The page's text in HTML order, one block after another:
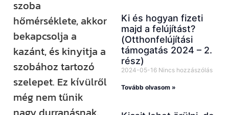
szoba
hőmérséklete, akkor
bekapcsolja a
kazánt, és kinyitja a
szobához tartozó
szelepet. Ez kívülről
még nem tűnik
Ki és hogyan fizeti
majd a felújítást?
(Otthonfelújítási
támogatás 2024 – 2.
rész)
2024-05-16 Nincs hozzászólás
Tovább olvasom »